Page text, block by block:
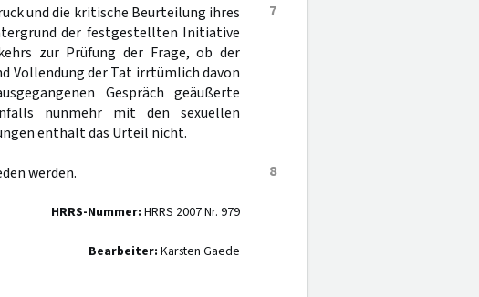
7
und die kritische Beurteilung ihres
der festgestellten Initiative
zur Prüfung der Frage, ob der
Vollendung der Tat irrtümlich davon
Gespräch geäußerte
nunmehr mit den sexuellen
enthält das Urteil nicht.
8
werden.
HRRS-Nummer: HRRS 2007 Nr. 979
Bearbeiter: Karsten Gaede